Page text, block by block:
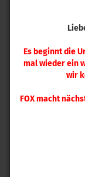
Es beginnt die
mal wieder ein
wir
FOX macht